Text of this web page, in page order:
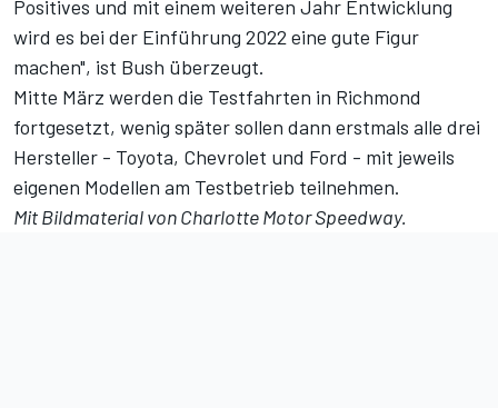
Positives und mit einem weiteren Jahr Entwicklung
wird es bei der Einführung 2022 eine gute Figur
machen", ist Bush überzeugt.
Mitte März werden die Testfahrten in Richmond
fortgesetzt, wenig später sollen dann erstmals alle drei
Hersteller - Toyota, Chevrolet und Ford - mit jeweils
eigenen Modellen am Testbetrieb teilnehmen.
Mit Bildmaterial von Charlotte Motor Speedway.